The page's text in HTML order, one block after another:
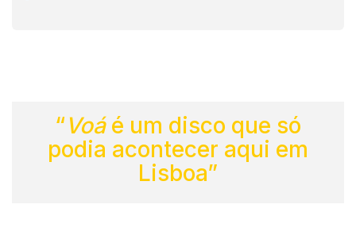
“Voáé um disco que só
podia acontecer aqui em
Lisboa”